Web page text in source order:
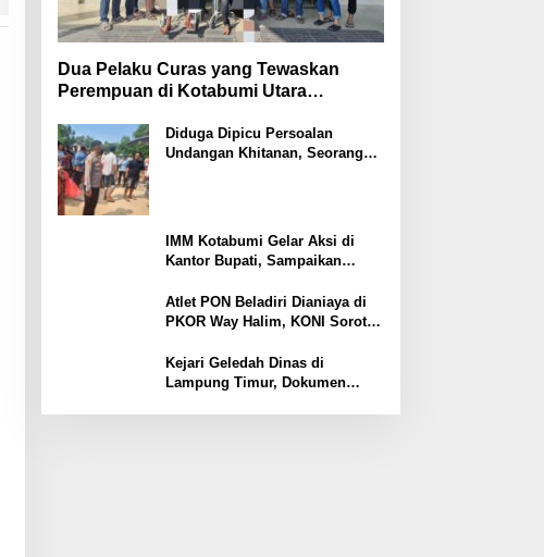
Dua Pelaku Curas yang Tewaskan
Perempuan di Kotabumi Utara
Ekonomi
Diduga Dipicu Persoalan
Undangan Khitanan, Seorang
IMM Kotabumi Gelar Aksi di
Kantor Bupati, Sampaikan
Pemkab Lampung Utara
Atlet PON Beladiri Dianiaya di
PKOR Way Halim, KONI Soroti
Kawasan
Kejari Geledah Dinas di
Lampung Timur, Dokumen